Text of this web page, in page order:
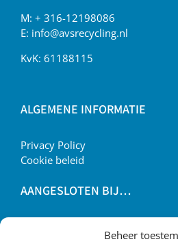
Beheer
M: + 316-12198086
E: info@avsrecycling.nl
KvK: 61188115
ALGEMENE INFORMATIE
Privacy Policy
Cookie beleid
AANGESLOTEN BIJ…